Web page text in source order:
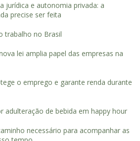
jurídica e autonomia privada: a
precise ser feita
trabalho no Brasil
lei amplia papel das empresas na
o emprego e garante renda durante
adulteração de bebida em happy hour
necessário para acompanhar as